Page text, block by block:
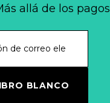
Visa y
sobre
más...
en mi
allá de los pagos
BLANCO